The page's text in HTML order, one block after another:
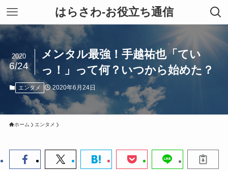
はらさわ-お役立ち通信
メンタル最強！手越祐也「てい
っ！」って何？いつから始めた？
2020
6/24
エンタメ 2020年6月24日
ホーム エンタメ